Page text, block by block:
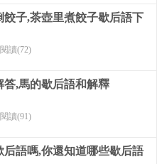
餃子,茶壺里煮餃子歇后語下
閱讀(72)
答,馬的歇后語和解釋
閱讀(91)
后語嗎,你還知道哪些歇后語